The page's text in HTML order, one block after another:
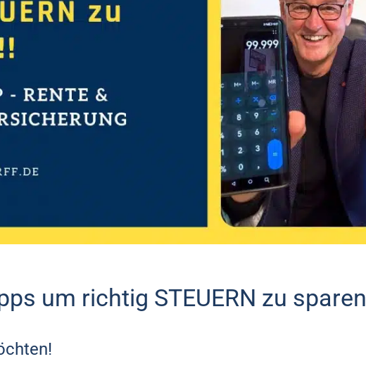
um richtig STEUERN zu sparen